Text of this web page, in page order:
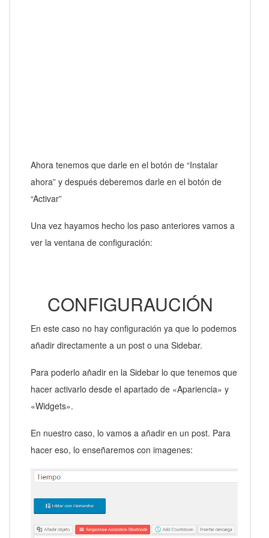
Ahora tenemos que darle en el botón de “Instalar
ahora” y después deberemos darle en el botón de
“Activar”
Una vez hayamos hecho los paso anteriores vamos a
ver la ventana de configuración:
CONFIGURAUCIÓN
En este caso no hay configuración ya que lo podemos
añadir directamente a un post o una Sidebar.
Para poderlo añadir en la Sidebar lo que tenemos que
hacer activarlo desde el apartado de «Apariencia» y
«Widgets».
En nuestro caso, lo vamos a añadir en un post. Para
hacer eso, lo enseñaremos con imagenes: